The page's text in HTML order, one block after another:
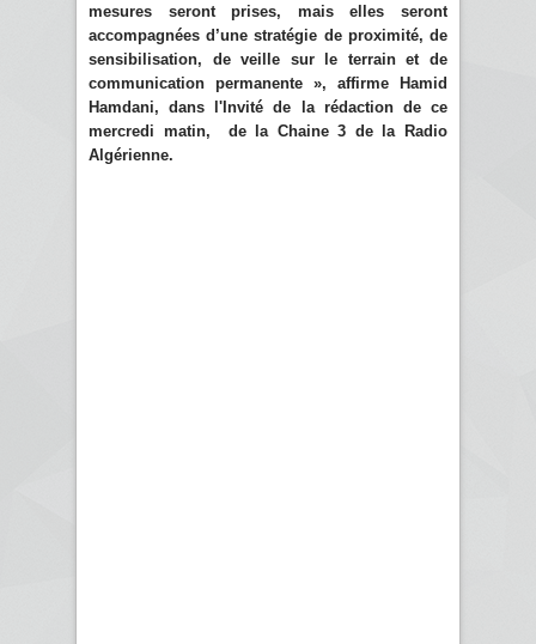
mesures seront prises, mais elles seront
accompagnées d’une stratégie de proximité, de
sensibilisation, de veille sur le terrain et de
communication permanente », affirme Hamid
Hamdani, dans l'Invité de la rédaction de ce
mercredi matin, de la Chaine 3 de la Radio
Algérienne.